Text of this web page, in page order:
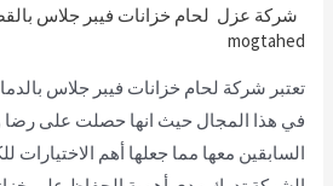
شركة عزل لحام خزانات فيبر جلاس
mogtahed
تعتبر شركة لحام خزانات فيبر جلاس
في هذا المجال حيث انها حصلت على رضا و
السابقين معها مما جعلها أهم الاختيارات